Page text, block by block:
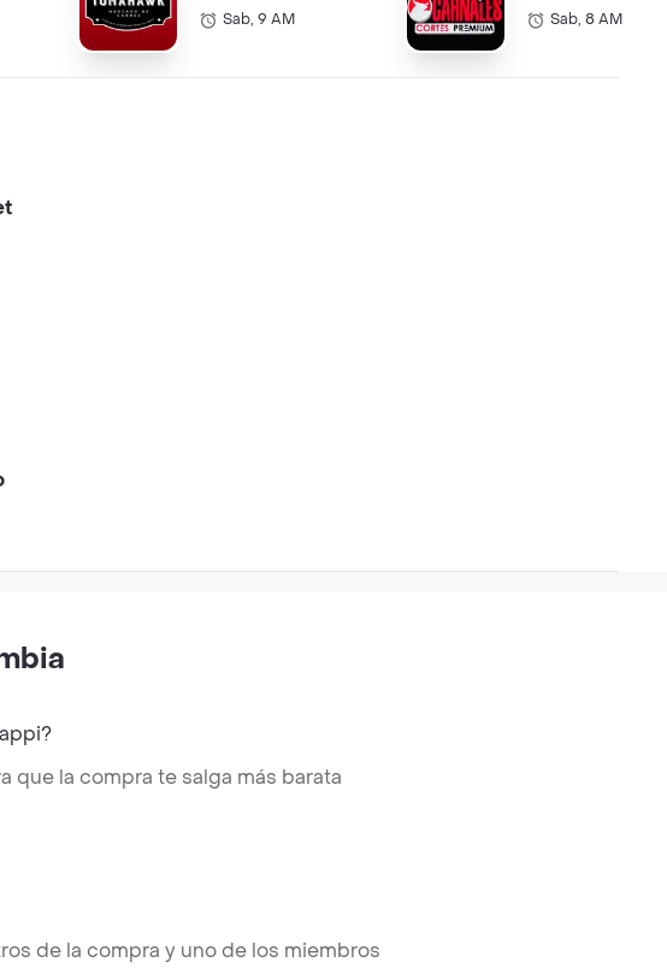
Sab, 9 AM Sab, 8 AM
que la compra te salga más barata
de la compra y uno de los miembros